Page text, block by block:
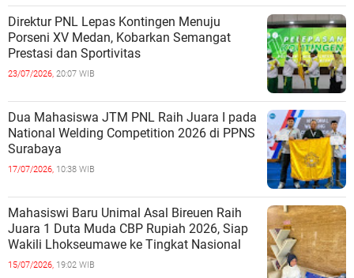
Direktur PNL Lepas Kontingen Menuju
Porseni XV Medan, Kobarkan Semangat
Prestasi dan Sportivitas
23/07/2026, 20:07 WIB
Dua Mahasiswa JTM PNL Raih Juara I pada
National Welding Competition 2026 di PPNS
Surabaya
17/07/2026, 10:38 WIB
Mahasiswi Baru Unimal Asal Bireuen Raih
Juara 1 Duta Muda CBP Rupiah 2026, Siap
Wakili Lhokseumawe ke Tingkat Nasional
15/07/2026, 19:02 WIB